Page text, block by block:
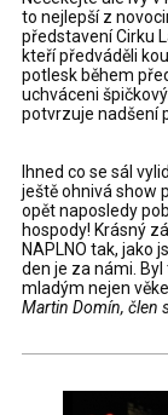
to nejlepší z
představení Cirku
kteří předváděli
potlesk během
uchváceni
potvrzuje nadšení
Ihned co se sál
ještě ohnivá show
opět naposledy
hospody! Krásný
NAPLNO tak, jako
den je za námi.
mladým nejen
Martin Domín, člen